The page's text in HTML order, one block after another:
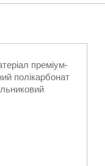
преміум-
полікарбонат